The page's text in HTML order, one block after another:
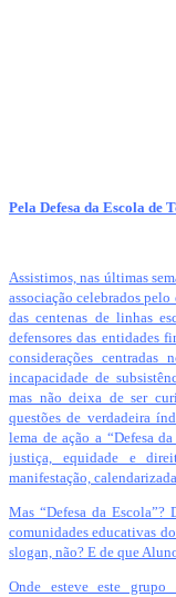
Pela Defesa da Escola de
Assistimos, nas últimas
associação celebrados
das centenas de linhas
defensores das entidades
considerações
incapacidade de
mas não deixa de ser
questões de verdadeira
lema de ação a “Defesa
justiça, equidade e
manifestação,
Mas “Defesa da Escola”?
comunidades educativas
slogan, não? E de que
Onde esteve este